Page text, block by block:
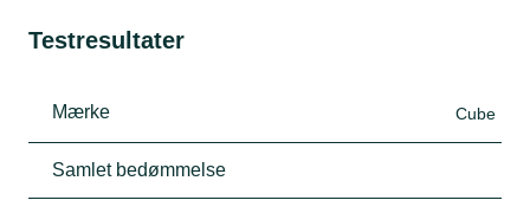
Testresultater
Mærke Cube
Samlet bedømmelse